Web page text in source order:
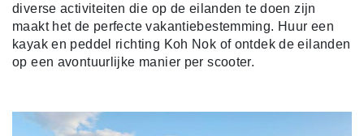
diverse activiteiten die op de eilanden te doen zijn
maakt het de perfecte vakantiebestemming. Huur een
kayak en peddel richting Koh Nok of ontdek de eilanden
op een avontuurlijke manier per scooter.